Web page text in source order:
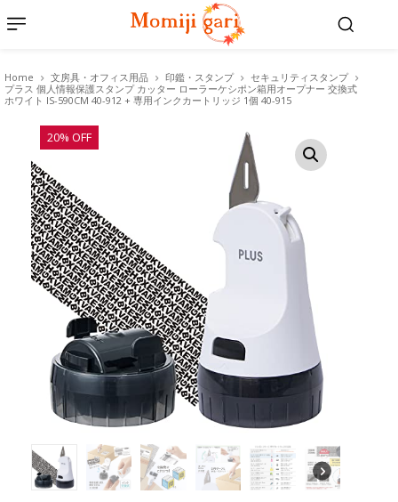
Home 文房具・オフィス用品 印鑑・スタンプ
セキュリティスタンプ
プラス 個人情報保護スタンプ カッター ローラーケシポン箱用オープナー 交換式
ホワイト IS-590CM 40-912 + 専用インクカートリッジ 1個 40-915
20% OFF